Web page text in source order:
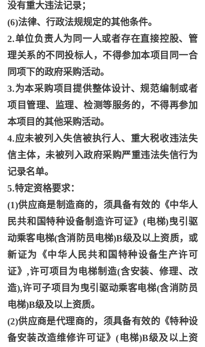
没有重大违法记录；
(6)法律、行政法规规定的其他条件。
2.单位负责人为同一人或者存在直接控股、管
理关系的不同投标人，不得参加本项目同一合
同项下的政府采购活动。
3.为本采购项目提供整体设计、规范编制或者
项目管理、监理、检测等服务的，不得再参加
本项目的其他采购活动。
4.应未被列入失信被执行人、重大税收违法失
信主体，未被列入政府采购严重违法失信行为
记录名单。
5.特定资格要求：
(1)供应商是制造商的，须具备有效的《中华人
民共和国特种设备制造许可证》(电梯)曳引驱
动乘客电梯(含消防员电梯)B级及以上资质，或
新证为《中华人民共和国特种设备生产许可
证》,许可项目为电梯制造(含安装、修理、改
造),许可子项目为曳引驱动乘客电梯(含消防员
电梯)B级及以上资质。
(2)供应商是代理商的，须具备有效的《特种设
备安装改造维修许可证》(电梯)B级及以上资